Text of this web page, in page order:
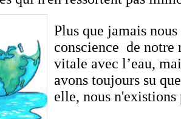
Plus que jamais nous
conscience de notre
vitale avec l’eau,
avons toujours su
elle, nous